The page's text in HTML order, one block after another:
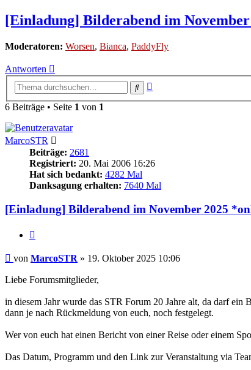
[Einladung] Bilderabend im
Moderatoren: Worsen, Bianca, PaddyFly
Antworten
Suche
6 Beiträge • Seite 1 von 1
MarcoSTR
Beiträge: 2681
Registriert: 20. Mai 2006 16:26
Hat sich bedankt: 4282 Mal
Danksagung erhalten: 7640 Mal
[Einladung] Bilderabend im November 2025
Beitrag
von MarcoSTR » 19. Oktober 2025 10:06
Liebe Forumsmitglieder,
in diesem Jahr wurde das STR Forum 20 Jahre alt, da darf
dann je nach Rückmeldung von euch, noch festgelegt.
Wer von euch hat einen Bericht von einer Reise oder einem
Das Datum, Programm und den Link zur Veranstaltung via